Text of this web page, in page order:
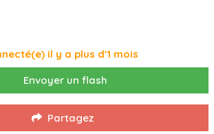
il y a plus d'1 mois
Envoyer un flash
Partagez